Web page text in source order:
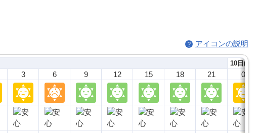
アイコンの説明
3 6 9 12 15 18 21
10日(月)
0